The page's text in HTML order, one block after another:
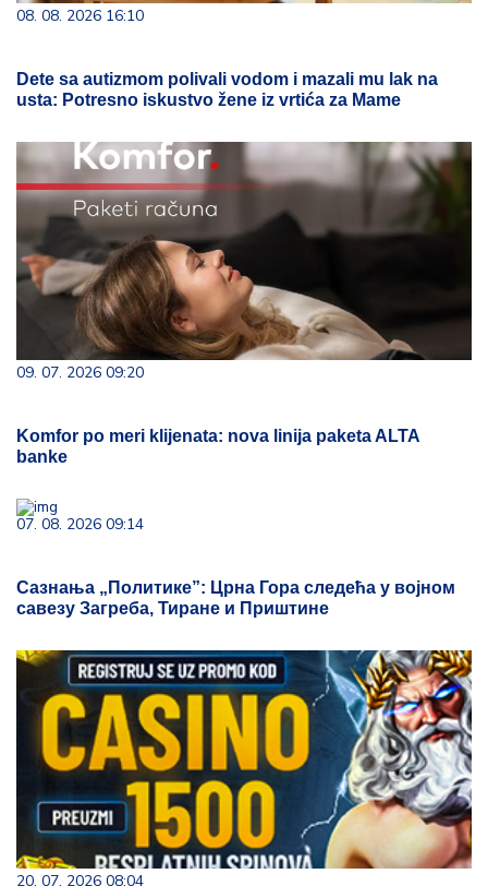
08. 08. 2026 16:10
Dete sa autizmom polivali vodom i mazali mu lak na
usta: Potresno iskustvo žene iz vrtića za Mame
09. 07. 2026 09:20
Komfor po meri klijenata: nova linija paketa ALTA
banke
07. 08. 2026 09:14
Сазнања „Политике”: Црна Гора следећа у војном
савезу Загреба, Тиране и Приштине
20. 07. 2026 08:04